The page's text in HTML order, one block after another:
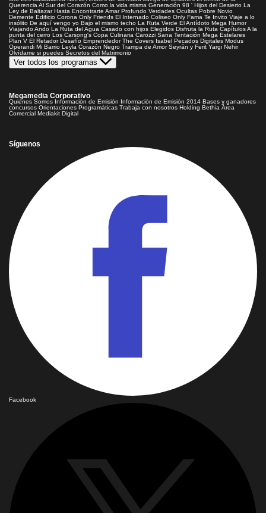
Querencia Al Sur del Corazón Como la vida misma Generación 98 ' Hijos del Desierto La
Ley de Baltazar Hasta Encontrarte Amar Profundo Verdades Ocultas Pobre Novio
Demente Edificio Corona Only Friends El Internado Coliseo Only Fama Te Invito Viaje a lo
insólito De aquí vengo yo Bajo el mismo techo La Ruta Verde El Antídoto Mega Humor
Viajando Ando La Ruta del Agua Casado con hijos Elegidos Disfruta la Ruta CapítulosA la
punta del cerro Los Carsong's Copa Culinaria Carozzi Sana Tentación Mega Estelares
Plan V El Retador Desafío Emprendedor The Covers Isabel Pecados Digitales Modus
Operandi Mi Barrio Leyla Corazón Negro Trampa de Amor Seyrán y Ferit Yargi Nehir
Olvídame si puedes Secretos del Matrimonio
Ver todos los programas
Megamedia Corporativo
Quienes Somos Información de Emisión Información de Emisión 2014 Bases y ganadores
concursos Orientaciones Programáticas Trabaja con nosotros Holding Bethia Área
Comercial Mediakit Digital
Síguenos
Facebook